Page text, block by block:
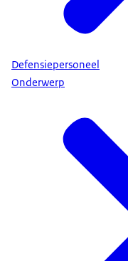
Defensiepersoneel
Onderwerp